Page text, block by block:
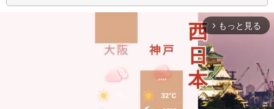
arrow_forward_ios もっと見る